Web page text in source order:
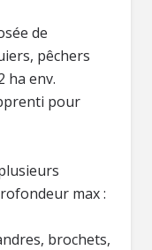
de
pêchers
ha env.
pour
max :
brochets,